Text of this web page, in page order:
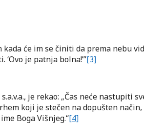
kada će im se činiti da prema nebu
je patnja bolna!’”[3]
je rekao: „Čas neće nastupiti
koji je stečen na dopušten
Boga Višnjeg.“[4]